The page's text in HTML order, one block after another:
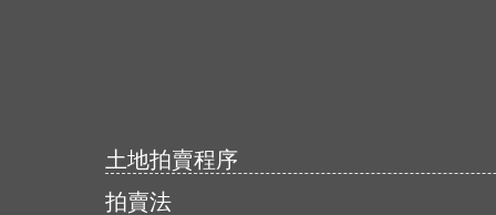
土地拍賣程序
拍賣法